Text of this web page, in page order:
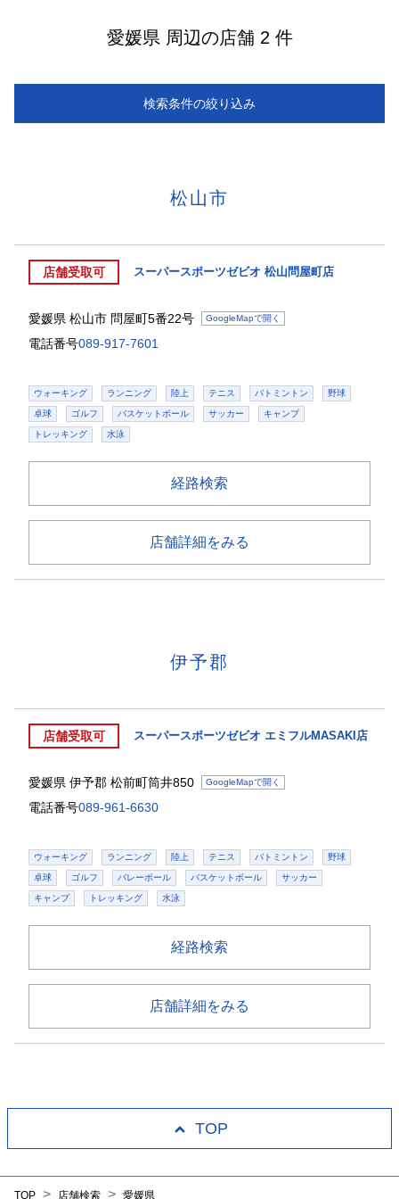
愛媛県 周辺の店舗 2 件
検索条件の絞り込み
松山市
店舗受取可 スーパースポーツゼビオ 松山問屋町店
愛媛県 松山市 問屋町5番22号 GoogleMapで開く
電話番号089-917-7601
ウォーキング ランニング 陸上 テニス バトミントン 野球
卓球 ゴルフ バスケットボール サッカー キャンプ
トレッキング 水泳
経路検索
店舗詳細をみる
伊予郡
店舗受取可 スーパースポーツゼビオ エミフルMASAKI店
愛媛県 伊予郡 松前町筒井850 GoogleMapで開く
電話番号089-961-6630
ウォーキング ランニング 陸上 テニス バトミントン 野球
卓球 ゴルフ バレーボール バスケットボール サッカー
キャンプ トレッキング 水泳
経路検索
店舗詳細をみる
TOP
TOP > 店舗検索 > 愛媛県